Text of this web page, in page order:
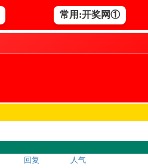
常用:开奖网①
回复 人气